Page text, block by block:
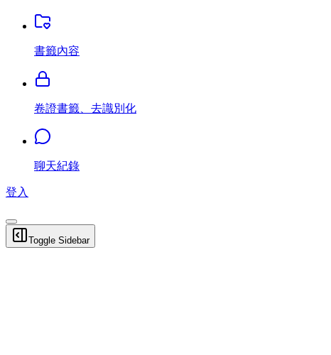
書籤內容
卷證書籤、去識別化
聊天紀錄
登入
Toggle Sidebar